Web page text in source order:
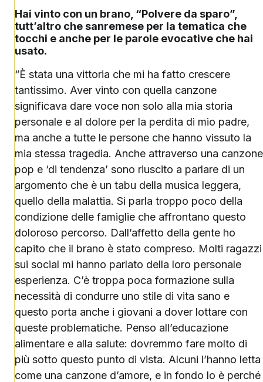
Hai vinto con un brano, “Polvere da sparo”,
tutt’altro che sanremese per la tematica che
tocchi e anche per le parole evocative che hai
usato.
“È stata una vittoria che mi ha fatto crescere
tantissimo. Aver vinto con quella canzone
significava dare voce non solo alla mia storia
personale e al dolore per la perdita di mio padre,
ma anche a tutte le persone che hanno vissuto la
mia stessa tragedia. Anche attraverso una canzone
pop e ‘di tendenza’ sono riuscito a parlare di un
argomento che è un tabu della musica leggera,
quello della malattia. Si parla troppo poco della
condizione delle famiglie che affrontano questo
doloroso percorso. Dall’affetto della gente ho
capito che il brano è stato compreso. Molti ragazzi
sui social mi hanno parlato della loro personale
esperienza. C’è troppa poca formazione sulla
necessità di condurre uno stile di vita sano e
questo porta anche i giovani a dover lottare con
queste problematiche. Penso all’educazione
alimentare e alla salute: dovremmo fare molto di
più sotto questo punto di vista. Alcuni l’hanno letta
come una canzone d’amore, e in fondo lo è perché